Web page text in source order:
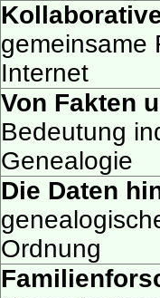
gemeinsame
Internet
Von Fakten
Bedeutung
Genealogie
Die Daten
Ordnung